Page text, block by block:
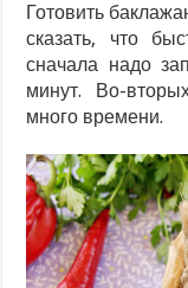
Готовить
сказать, что
сначала надо
минут. Во-
много времени.